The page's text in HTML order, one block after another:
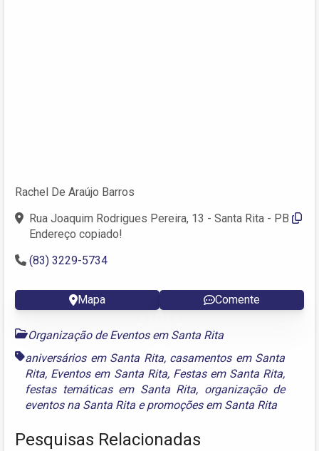
Rachel De Araújo Barros
Rua Joaquim Rodrigues Pereira, 13 - Santa Rita - PB
Endereço copiado!
(83) 3229-5734
Mapa Comente
Organização de Eventos em Santa Rita
aniversários em Santa Rita, casamentos em Santa
Rita, Eventos em Santa Rita, Festas em Santa Rita,
festas temáticas em Santa Rita, organização de
eventos na Santa Rita epromoções em Santa Rita
Pesquisas Relacionadas